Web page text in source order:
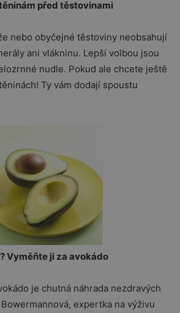
před těstovinami
nebo obyčejné těstoviny neobsahují
ani vlákninu. Lepší volbou jsou
nudle. Pokud ale chcete ještě
Ty vám dodají spoustu
Vyměňte ji za avokádo
je chutná náhrada nezdravých
expertka na výživu